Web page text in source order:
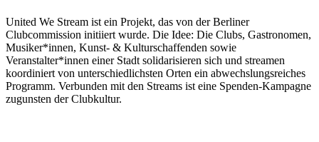
United We Stream ist ein Projekt, das von der Berliner
Clubcommission initiiert wurde. Die Idee: Die Clubs, Gastronomen,
Musiker*innen, Kunst- & Kulturschaffenden sowie
Veranstalter*innen einer Stadt solidarisieren sich und streamen
koordiniert von unterschiedlichsten Orten ein abwechslungsreiches
Programm. Verbunden mit den Streams ist eine Spenden-Kampagne
zugunsten der Clubkultur.